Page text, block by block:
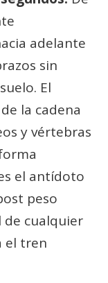
adelante
sin
El
la cadena
y vértebras
el antídoto
peso
de cualquier
el tren